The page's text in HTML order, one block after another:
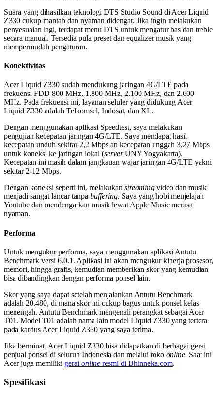
Suara yang dihasilkan teknologi DTS Studio Sound di Acer Liquid
Z330 cukup mantab dan nyaman didengar. Jika ingin melakukan
penyesuaian lagi, terdapat menu DTS untuk mengatur bas dan treble
secara manual. Tersedia pula preset dan equalizer musik yang
mempermudah pengaturan.
Konektivitas
Acer Liquid Z330 sudah mendukung jaringan 4G/LTE pada
frekuensi FDD 800 MHz, 1.800 MHz, 2.100 MHz, dan 2.600
MHz. Pada frekuensi ini, layanan seluler yang didukung Acer
Liquid Z330 adalah Telkomsel, Indosat, dan XL.
Dengan menggunakan aplikasi Speedtest, saya melakukan
pengujian kecepatan jaringan 4G/LTE. Saya mendapat hasil
kecepatan unduh sekitar 2,2 Mbps an kecepatan unggah 3,27 Mbps
untuk koneksi ke jaringan lokal (serverUNY Yogyakarta).
Kecepatan ini masih dalam jangkauan wajar jaringan 4G/LTE yakni
sekitar 2-12 Mbps.
Dengan koneksi seperti ini, melakukan streaming video dan musik
menjadi sangat lancar tanpa buffering. Saya yang hobi menjelajah
Youtube dan mendengarkan musik lewat Apple Music merasa
nyaman.
Performa
Untuk mengukur performa, saya menggunakan aplikasi Antutu
Benchmark versi 6.0.1. Aplikasi ini akan mengukur kinerja prosesor,
memori, hingga grafis, kemudian memberikan skor yang kemudian
bisa dibandingkan dengan performa ponsel lain.
Skor yang saya dapat setelah menjalankan Antutu Benchmark
adalah 20.480, di mana skor ini cukup bagus untuk ponsel kelas
menengah. Antutu Benchmark mengenali perangkat sebagai Acer
T01. Model T01 adalah nama lain model Liquid Z330 yang tertera
pada kardus Acer Liquid Z330 yang saya terima.
Jika berminat, Acer Liquid Z330 bisa didapatkan di berbagai gerai
penjual ponsel di seluruh Indonesia dan melalui toko online. Saat ini
Acer juga memiliki gerai online resmi di Bhinneka.com.
Spesifikasi